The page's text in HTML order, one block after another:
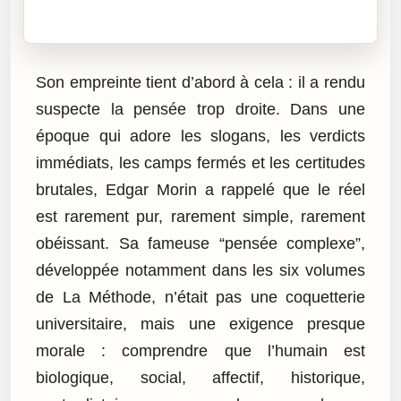
Son empreinte tient d’abord à cela : il a rendu
suspecte la pensée trop droite. Dans une
époque qui adore les slogans, les verdicts
immédiats, les camps fermés et les certitudes
brutales, Edgar Morin a rappelé que le réel
est rarement pur, rarement simple, rarement
obéissant. Sa fameuse “pensée complexe”,
développée notamment dans les six volumes
de La Méthode, n’était pas une coquetterie
universitaire, mais une exigence presque
morale : comprendre que l’humain est
biologique, social, affectif, historique,